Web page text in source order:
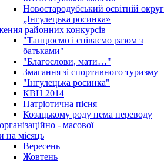
Новостародубський освітній округ
„Інгулецька росинка»
районних конкурсів
"Танцюємо і співаємо разом з
батьками"
"Благослови, мати…"
Змагання зі спортивного туризму
"Інгулецька росинка"
КВН 2014
Патріотична пісня
Козацькому роду нема переводу
- масової
на місяць
Вересень
Жовтень